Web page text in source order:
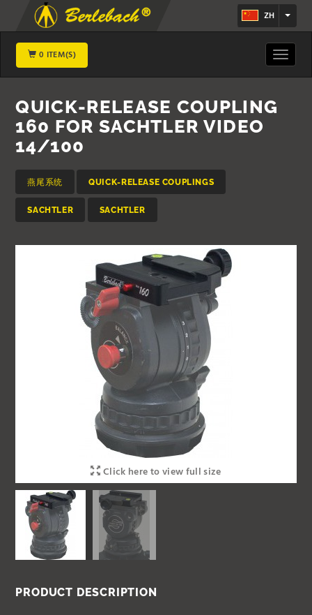
ZH
0 ITEM(S)
Toggle
QUICK-RELEASE COUPLING
160 FOR SACHTLER VIDEO
14/100
燕尾系统 QUICK-RELEASE COUPLINGS
SACHTLER SACHTLER
Click here to view full size
PRODUCT DESCRIPTION